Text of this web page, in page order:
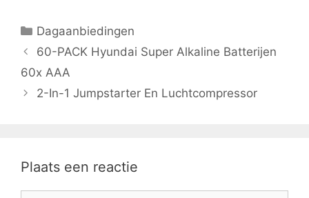
Categorieën
Dagaanbiedingen
60-PACK Hyundai Super Alkaline Batterijen
60x AAA
2-In-1 Jumpstarter En Luchtcompressor
Plaats een reactie